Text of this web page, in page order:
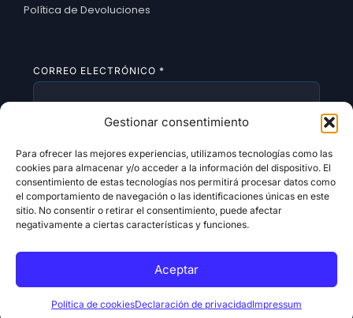
Gestionar consentimiento
Para ofrecer las mejores experiencias, utilizamos tecnologías como las
cookies para almacenar y/o acceder a la información del dispositivo. El
consentimiento de estas tecnologías nos permitirá procesar datos como
el comportamiento de navegación o las identificaciones únicas en este
sitio. No consentir o retirar el consentimiento, puede afectar
negativamente a ciertas características y funciones.
Aceptar
Política de cookiesDeclaración de privacidadImpressum
Política de Devoluciones
CORREO ELECTRÓNICO *
Copyright 2026 © All rights Reserved. Design by